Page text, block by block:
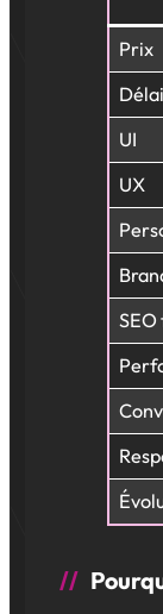
Prix
UI
UX